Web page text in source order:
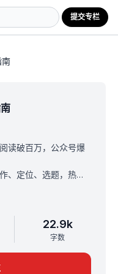
提交专栏
南
读破百万，公众号爆
、定位、选题，热
经验）
付费，买断终身。每
，备注“小报
最新小众赛道玩法
22.9k
字数